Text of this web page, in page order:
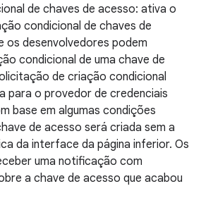
de chaves de acesso: ativa o
condicional de chaves de
os desenvolvedores podem
condicional de uma chave de
de criação condicional
para o provedor de credenciais
base em algumas condições
de acesso será criada sem a
da interface da página inferior. Os
uma notificação com
a chave de acesso que acabou